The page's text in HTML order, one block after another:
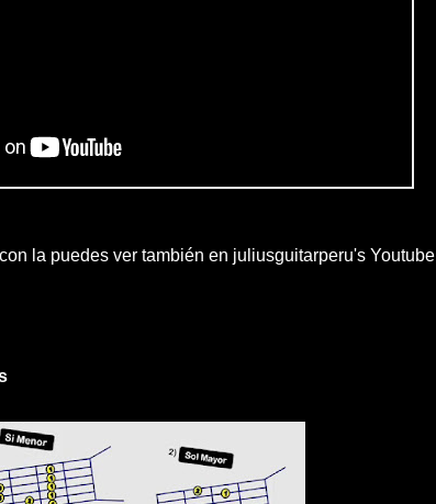
con la puedes ver también en juliusguitarperu's Youtube